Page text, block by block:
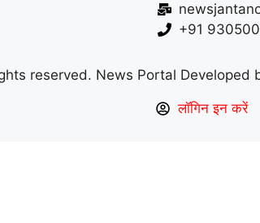
+91
reserved. News Portal Developed
लॉगिन इन करें